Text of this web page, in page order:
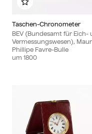
Taschen-Chronometer
BEV (Bundesamt für Eich-
Vermessungswesen),
Phillipe Favre-Bulle
um 1800
Zu meinem